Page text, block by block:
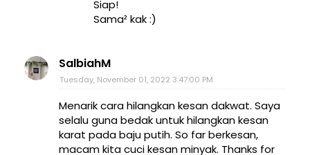
Siap!
Sama² kak :)
SalbiahM
Tuesday, November 01, 2022 3:47:00 PM
Menarik cara hilangkan kesan dakwat. Saya
selalu guna bedak untuk hilangkan kesan
karat pada baju putih. So far berkesan,
macam kita cuci kesan minyak. Thanks for